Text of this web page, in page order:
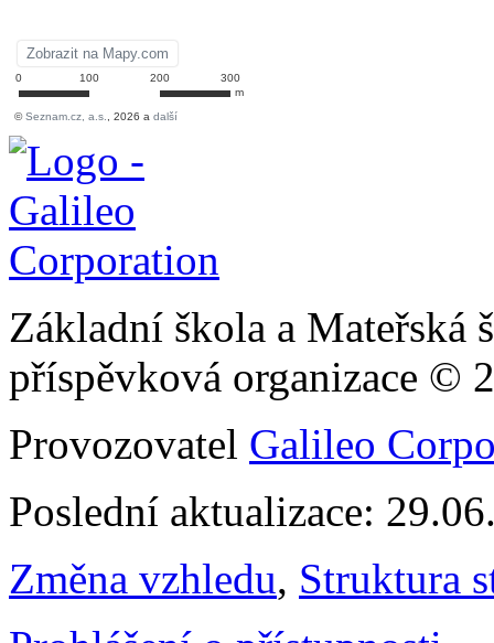
Základní škola a Mateřská
příspěvková organizace ©
Provozovatel Galileo
Poslední aktualizace:
Změna vzhledu, Struktura